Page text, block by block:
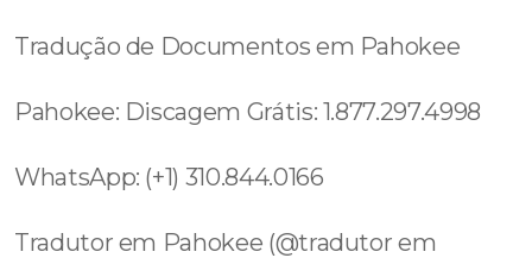
Tradução de Documentos em Pahokee
Pahokee: Discagem Grátis: 1.877.297.4998
WhatsApp: (+1) 310.844.0166
Tradutor em Pahokee (@tradutor em